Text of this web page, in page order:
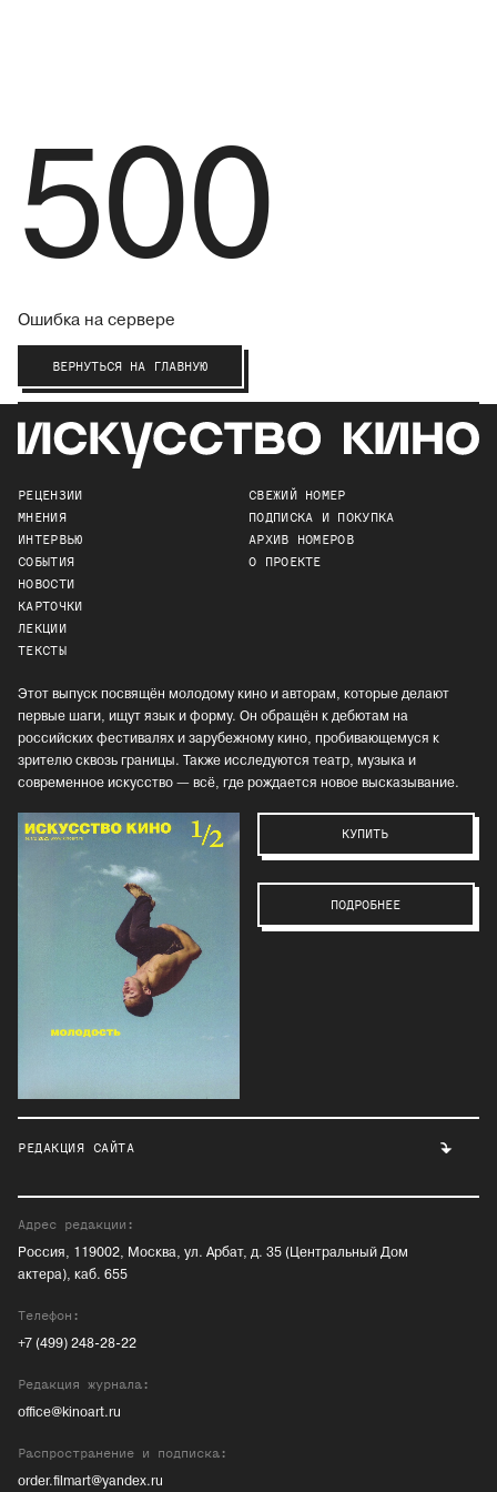
500
Ошибка на сервере
ВЕРНУТЬСЯ НА ГЛАВНУЮ
РЕЦЕНЗИИ
МНЕНИЯ
ИНТЕРВЬЮ
СОБЫТИЯ
НОВОСТИ
КАРТОЧКИ
ЛЕКЦИИ
ТЕКСТЫ
СВЕЖИЙ НОМЕР
ПОДПИСКА И ПОКУПКА
АРХИВ НОМЕРОВ
О ПРОЕКТЕ
Этот выпуск посвящён молодому кино и авторам, которые делают
первые шаги, ищут язык и форму. Он обращён к дебютам на
российских фестивалях и зарубежному кино, пробивающемуся к
зрителю сквозь границы. Также исследуются театр, музыка и
современное искусство — всё, где рождается новое высказывание.
КУПИТЬ
ПОДРОБНЕЕ
РЕДАКЦИЯ САЙТА
Адрес редакции:
Россия, 119002, Москва, ул. Арбат, д. 35 (Центральный Дом
актера), каб. 655
Телефон:
+7 (499) 248-28-22
Редакция журнала:
office@kinoart.ru
Распространение и подписка:
order.filmart@yandex.ru